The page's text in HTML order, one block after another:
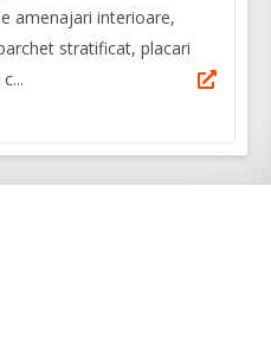
amenajari interioare,
stratificat, placari